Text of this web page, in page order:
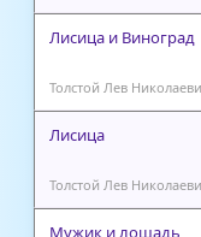
Лисица и Виноград
Толстой Лев
Лисица
Толстой Лев
Мужик и лошадь